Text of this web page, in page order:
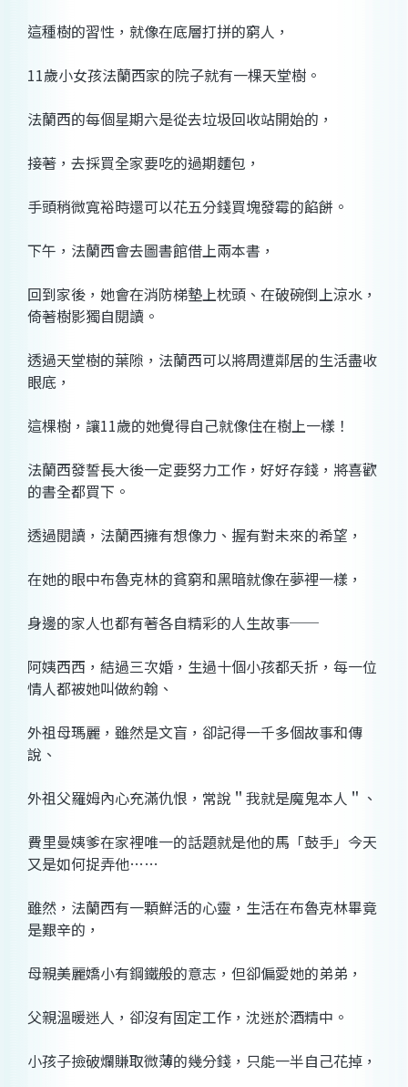
這種樹的習性，就像在底層打拼的窮人，
11歲小女孩法蘭西家的院子就有一棵天堂樹。
法蘭西的每個星期六是從去垃圾回收站開始的，
接著，去採買全家要吃的過期麵包，
手頭稍微寬裕時還可以花五分錢買塊發霉的餡餅。
下午，法蘭西會去圖書館借上兩本書，
回到家後，她會在消防梯墊上枕頭、在破碗倒上涼水，
倚著樹影獨自閱讀。
透過天堂樹的葉隙，法蘭西可以將周遭鄰居的生活盡收
眼底，
這棵樹，讓11歲的她覺得自己就像住在樹上一樣！
法蘭西發誓長大後一定要努力工作，好好存錢，將喜歡
的書全都買下。
透過閱讀，法蘭西擁有想像力、握有對未來的希望，
在她的眼中布魯克林的貧窮和黑暗就像在夢裡一樣，
身邊的家人也都有著各自精彩的人生故事──
阿姨西西，結過三次婚，生過十個小孩都夭折，每一位
情人都被她叫做約翰、
外祖母瑪麗，雖然是文盲，卻記得一千多個故事和傳
說、
外祖父羅姆內心充滿仇恨，常說＂我就是魔鬼本人＂、
費里曼姨爹在家裡唯一的話題就是他的馬「鼓手」今天
又是如何捉弄他……
雖然，法蘭西有一顆鮮活的心靈，生活在布魯克林畢竟
是艱辛的，
母親美麗嬌小有鋼鐵般的意志，但卻偏愛她的弟弟，
父親溫暖迷人，卻沒有固定工作，沈迷於酒精中。
小孩子撿破爛賺取微薄的幾分錢，只能一半自己花掉，